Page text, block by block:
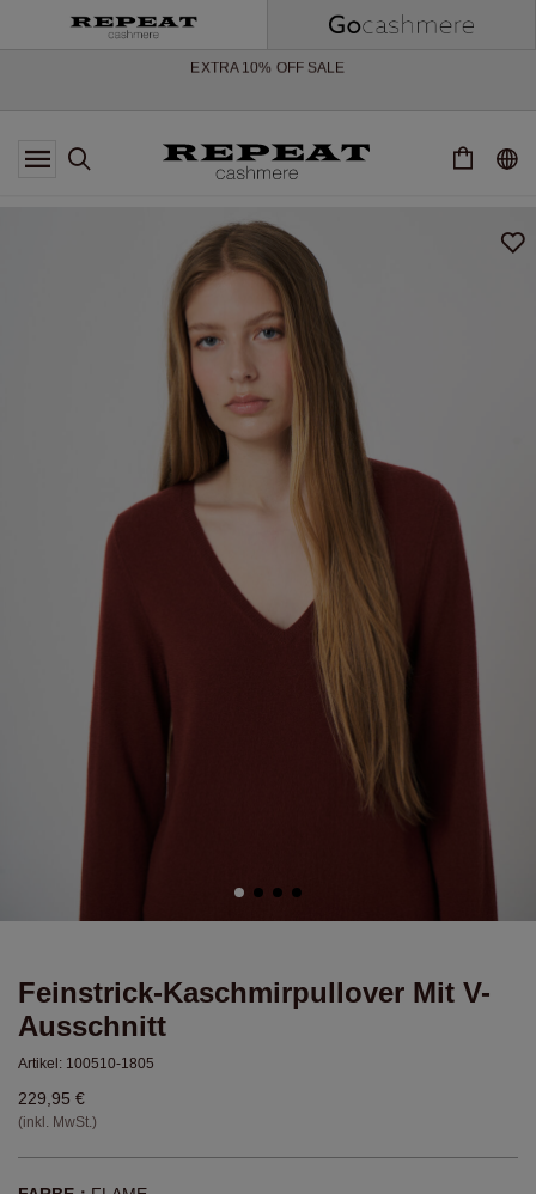
*GILT NICHT FÜR LIMITED EDITION
*AUSNAHMEN SIND MÖGLICH
SAISON
EXTRA 10% OFF SALE
Feinstrick-Kaschmirpullover Mit V-
Ausschnitt
Artikel: 100510-1805
229,95 €
(inkl. MwSt.)